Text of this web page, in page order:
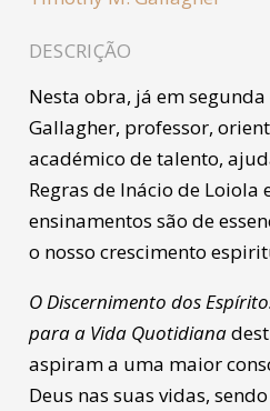
DESCRIÇÃO
Nesta obra, já em
Gallagher, professor,
académico de talento,
Regras de Inácio de Loiola
ensinamentos são de
o nosso crescimento
O Discernimento dos
para a Vida Quotidiana
aspiram a uma maior
Deus nas suas vidas,